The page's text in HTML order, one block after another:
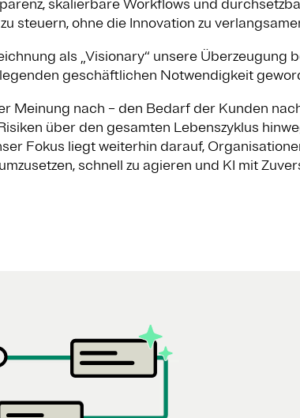
skalierbare Workflows und
steuern, ohne die Innovation zu
als „Visionary“ unsere Überzeugung
geschäftlichen Notwendigkeit
Meinung nach – den Bedarf der Kunden
über den gesamten Lebenszyklus
Fokus liegt weiterhin darauf,
schnell zu agieren und KI mit